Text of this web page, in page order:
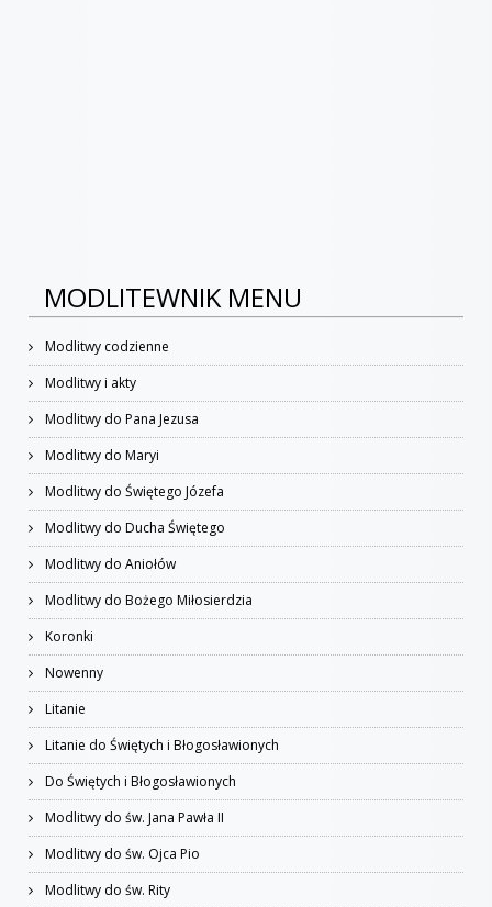
MODLITEWNIK MENU
Modlitwy codzienne
Modlitwy i akty
Modlitwy do Pana Jezusa
Modlitwy do Maryi
Modlitwy do Świętego Józefa
Modlitwy do Ducha Świętego
Modlitwy do Aniołów
Modlitwy do Bożego Miłosierdzia
Koronki
Nowenny
Litanie
Litanie do Świętych i Błogosławionych
Do Świętych i Błogosławionych
Modlitwy do św. Jana Pawła II
Modlitwy do św. Ojca Pio
Modlitwy do św. Rity